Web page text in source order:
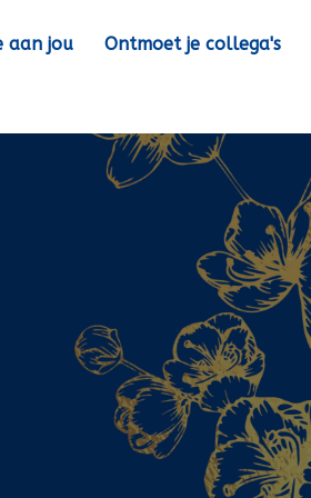
aan jou Ontmoet je collega's